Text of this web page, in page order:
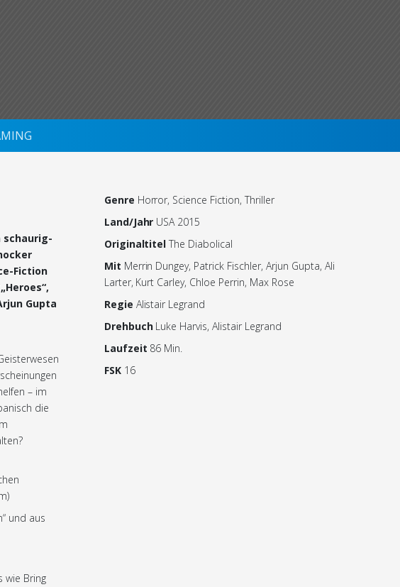
schaurig-
Fiction
Gupta
– im
die
und aus
wie Bring
Genre Horror, Science Fiction, Thriller
Land/Jahr USA 2015
Originaltitel The Diabolical
Mit Merrin Dungey, Patrick Fischler, Arjun Gupta, Ali
Larter, Kurt Carley, Chloe Perrin, Max Rose
Regie Alistair Legrand
Drehbuch Luke Harvis, Alistair Legrand
Laufzeit 86 Min.
FSK 16